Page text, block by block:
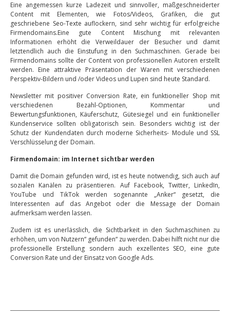
Eine angemessen kurze Ladezeit und sinnvoller, maßgeschneiderter
Content mit Elementen, wie Fotos/Videos, Grafiken, die gut
geschriebene Seo-Texte auflockern, sind sehr wichtig für erfolgreiche
Firmendomains.Eine gute Content Mischung mit relevanten
Informationen erhöht die Verweildauer der Besucher und damit
letztendlich auch die Einstufung in den Suchmaschinen. Gerade bei
Firmendomains sollte der Content von professionellen Autoren erstellt
werden. Eine attraktive Präsentation der Waren mit verschiedenen
Perspektiv-Bildern und /oder Videos und Lupen sind heute Standard.
Newsletter mit positiver Conversion Rate, ein funktioneller Shop mit
verschiedenen Bezahl-Optionen, Kommentar und
Bewertungsfunktionen, Käuferschutz, Gütesiegel und ein funktioneller
Kundenservice sollten obligatorisch sein. Besonders wichtig ist der
Schutz der Kundendaten durch moderne Sicherheits- Module und SSL
Verschlüsselung der Domain.
Firmendomain: im Internet sichtbar werden
Damit die Domain gefunden wird, ist es heute notwendig, sich auch auf
sozialen Kanälen zu präsentieren. Auf Facebook, Twitter, LinkedIn,
YouTube und TikTok werden sogenannte „Anker“ gesetzt, die
Interessenten auf das Angebot oder die Message der Domain
aufmerksam werden lassen.
Zudem ist es unerlässlich, die Sichtbarkeit in den Suchmaschinen zu
erhöhen, um von Nutzern“ gefunden“ zu werden. Dabei hilft nicht nur die
professionelle Erstellung sondern auch exzellentes SEO, eine gute
Conversion Rate und der Einsatz von Google Ads.